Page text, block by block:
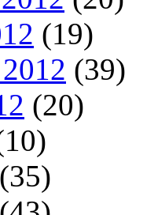
(19)
(39)
(20)
(35)